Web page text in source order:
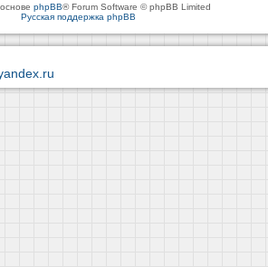
phpBB® Forum Software © phpBB Limited
Русская поддержка phpBB